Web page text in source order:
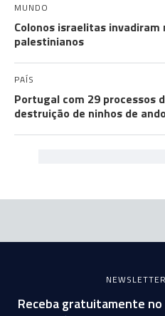
MUNDO
Colonos israelitas
palestinianos
PAÍS
Portugal com 29 processos
destruição de ninhos de
Receba gratuitamente